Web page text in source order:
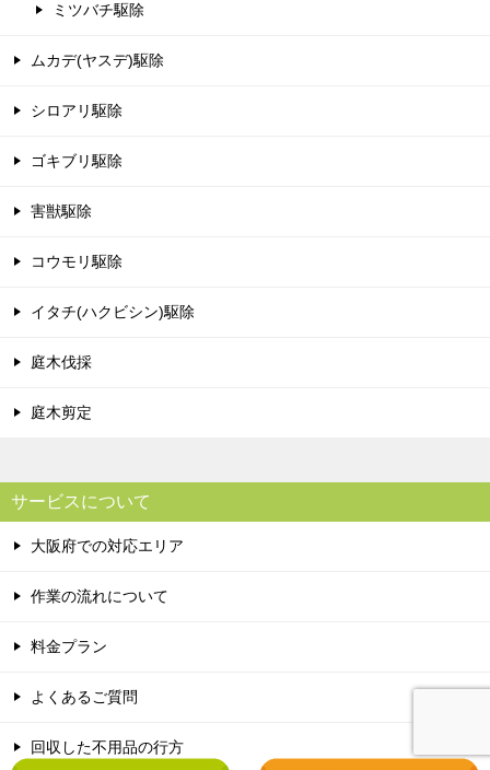
ミツバチ駆除
ムカデ(ヤスデ)駆除
シロアリ駆除
ゴキブリ駆除
害獣駆除
コウモリ駆除
イタチ(ハクビシン)駆除
庭木伐採
庭木剪定
サービスについて
大阪府での対応エリア
作業の流れについて
料金プラン
よくあるご質問
回収した不用品の行方